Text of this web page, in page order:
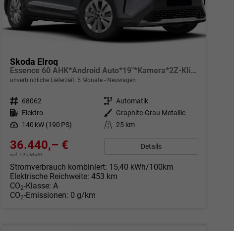
Skoda Elroq
Essence 60 AHK*Android Auto*19"*Kamera*2Z-Klimaauto*Totwinkel*LED*Tempomat
unverbindliche Lieferzeit: 5 Monate Neuwagen
Fahrzeugnr. 68062 Getriebe Automatik
Kraftstoff Elektro Außenfarbe
Graphite-Grau Metallic
Leistung 140 kW (190 PS) Kilometerstand 25 km
36.440,– €
incl. 19% MwSt.
Details
Stromverbrauch kombiniert: 15,40 kWh/100km
Elektrische Reichweite: 453 km
CO2-Klasse: A
CO2-Emissionen: 0 g/km